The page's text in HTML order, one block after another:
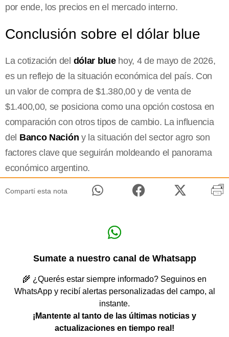
por ende, los precios en el mercado interno.
Conclusión sobre el dólar blue
La cotización del dólar bluehoy, 4 de mayo de 2026,
es un reflejo de la situación económica del país. Con
un valor de compra de $1.380,00 y de venta de
$1.400,00, se posiciona como una opción costosa en
comparación con otros tipos de cambio. La influencia
del Banco Nación y la situación del sector agro son
factores clave que seguirán moldeando el panorama
económico argentino.
Compartí esta nota
Sumate a nuestro canal de Whatsapp
🌾 ¿Querés estar siempre informado? Seguinos en
WhatsApp y recibí alertas personalizadas del campo, al
instante.
¡Mantente al tanto de las últimas noticias y
actualizaciones en tiempo real!